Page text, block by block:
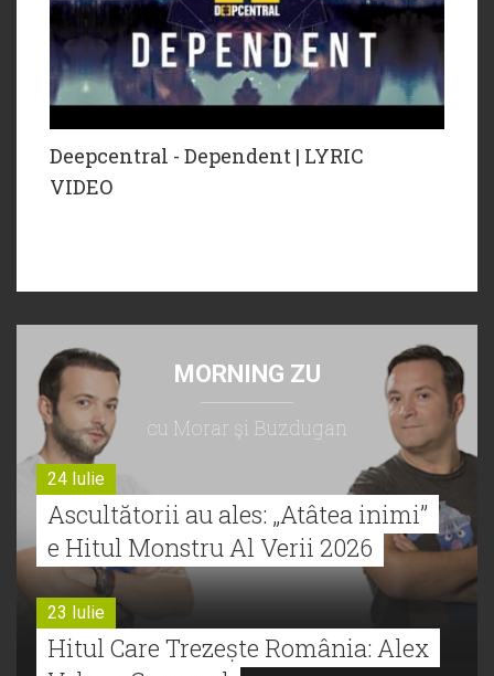
Deepcentral - Dependent | LYRIC
VIDEO
MORNING ZU
cu Morar şi Buzdugan
24 Iulie
Ascultătorii au ales: „Atâtea inimi”
e Hitul Monstru Al Verii 2026
23 Iulie
Hitul Care Trezește România: Alex